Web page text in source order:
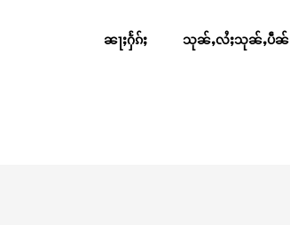
ၼႃႈႁႅၵ်ႈ သုၼ်ႇလႆႈသုၼ်ႇပဵၼ်